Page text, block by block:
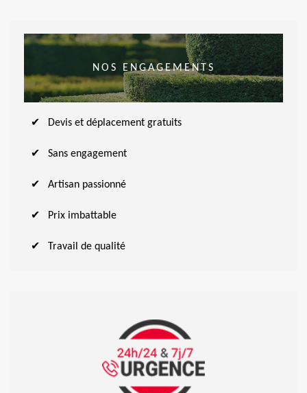
NOS ENGAGEMENTS
Devis et déplacement gratuits
Sans engagement
Artisan passionné
Prix imbattable
Travail de qualité